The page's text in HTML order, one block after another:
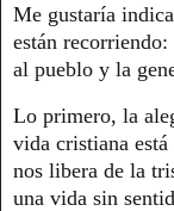
Me gustaría
están
al pueblo y la
Lo primero, la
vida cristiana
nos libera de la
una vida sin